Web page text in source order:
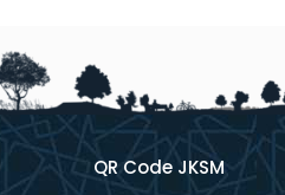
QR Code JKSM